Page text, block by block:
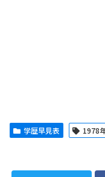
学歴早見表 1978